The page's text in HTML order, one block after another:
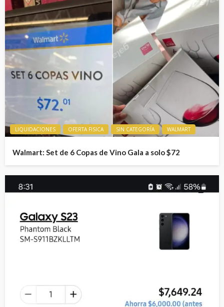
LIQUIDACIONES OFERTA FISICA SIN CATEGORÍA WALMART
Walmart: Set de 6 Copas de Vino Gala a solo $72